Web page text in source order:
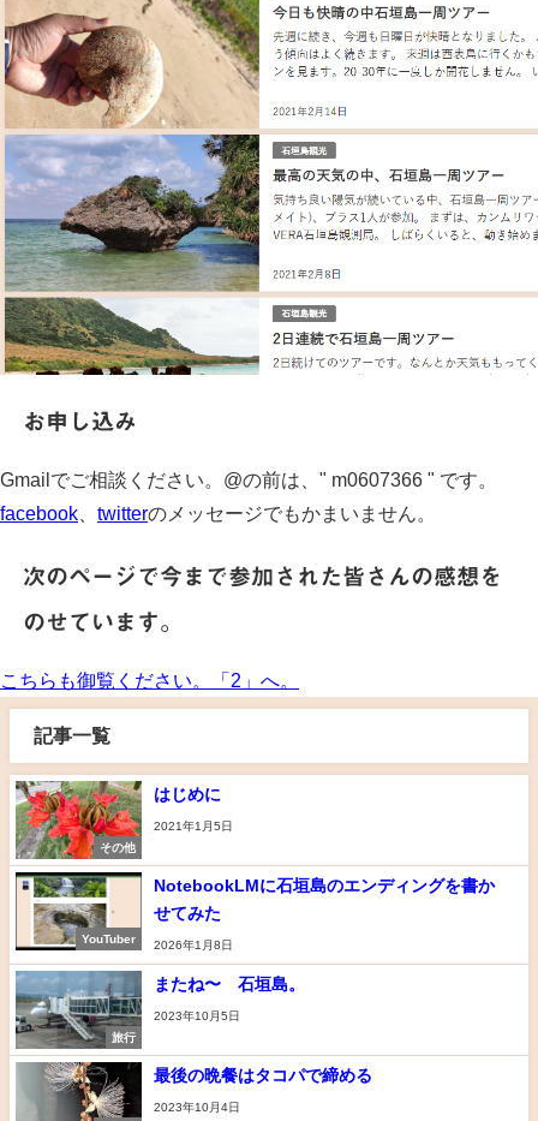
お申し込み
Gmailでご相談ください。@の前は、" m0607366 " です。
facebook
twitterのメッセージでもかまいません。
次のページで今まで参加された皆さんの感想を
のせています。
こちらも御覧ください。「2」へ。
記事一覧
その他
はじめに
2021年1月5日
YouTuber
NotebookLMに石垣島のエンディングを書か
せてみた
2026年1月8日
旅行
またね〜 石垣島。
2023年10月5日
最後の晩餐はタコパで締める
2023年10月4日